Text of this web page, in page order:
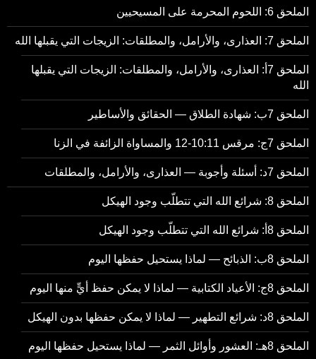
الملحق 6: اللحوم المحرمة على المسيحيين
الملحق 7: العذارى، والأرامل، والمطلقات: الزيجات التي يقبلها الله
الملحق 7أ: العذارى، والأرامل، والمطلقات: الزيجات التي يقبلها
الله
الملحق 7ب: شهادة الطلاق — الحقائق والأساطير
الملحق 7ج: مرقس 10:11-12 والمساواة الزائفة في الزنا
الملحق 7د: أسئلة وأجوبة — العذارى، والأرامل، والمطلقات
الملحق 8: شرائع الله التي تتطلّب وجود الهيكل
الملحق 8أ: شرائع الله التي تتطلّب وجود الهيكل
الملحق 8ب: الذبائح — لماذا يستحيل حفظها اليوم
الملحق 8ج: الأعياد الكتابية — لماذا لا يمكن حفظ أيٍّ منها اليوم
الملحق 8د: شرائع التطهير — لماذا لا يمكن حفظها بدون الهيكل
الملحق 8هـ: العشور وأوائل الثمر — لماذا يستحيل حفظها اليوم